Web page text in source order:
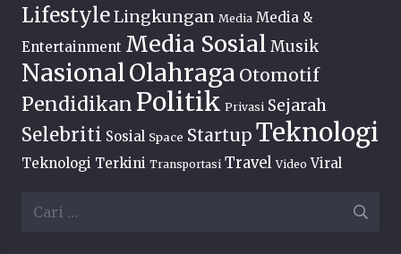
LifestyleLingkungan Media Media &
Entertainment Media Sosial Musik
NasionalOlahraga Otomotif
Pendidikan Politik Privasi Sejarah
Selebriti Sosial Space Startup Teknologi
Teknologi Terkini Transportasi Travel Video Viral
Cari